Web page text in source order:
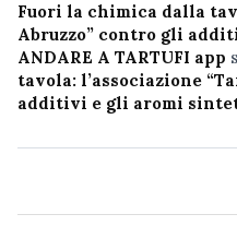
Fuori la chimica dalla
Abruzzo” contro gli
ANDARE A TARTUFI app
tavola: l’associazione
additivi e gli aromi